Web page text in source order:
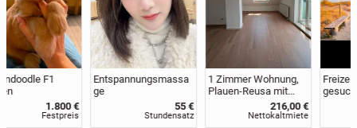
Entspannungsmassa
Stundensatz
1 Zimmer Wohnung,
Südbalkon von privat
216,00 €
Nettokaltmiete
Freizeitpartnerin
gesucht